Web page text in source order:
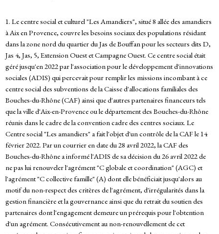
1. Le centre social et culturel "Les Amandiers", situé 8 allée des amandiers
à Aix en Provence, couvre les besoins sociaux des populations résidant
dans la zone nord du quartier du Jas de Bouffan pour les secteurs dits D,
Jas 4, Jas, 5, Extension Ouest et Campagne Ouest. Ce centre social était
géré jusqu'en 2022 par l'association pour le développement d'innovations
sociales (ADIS) qui percevait pour remplir les missions incombant à ce
centre social des subventions de la Caisse d'allocations familiales des
Bouches-du-Rhône (CAF) ainsi que d'autres partenaires financeurs tels
que la ville d'Aix-en-Provence ou le département des Bouches-du-Rhône
réunis dans le cadre de la convention cadre des centres sociaux. Le
Centre social "Les amandiers" a fait l'objet d'un contrôle de la CAF le 14
février 2022. Par un courrier en date du 28 avril 2022, la CAF des
Bouches-du-Rhône a informé l'ADIS de sa décision du 26 avril 2022 de
ne pas lui renouveler l'agrément "C globale et coordination" (AGC) et
l'agrément "C collective famille" (A) dont elle bénéficiait jusqu'alors au
motif du non-respect des critères de l'agrément, d'irrégularités dans la
gestion financière et la gouvernance ainsi que du retrait du soutien des
partenaires dont l'engagement demeure un prérequis pour l'obtention
d'un agrément. Consécutivement au non-renouvellement de cet